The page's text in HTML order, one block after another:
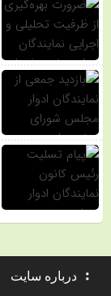
درباره سایت